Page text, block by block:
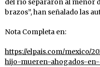
del río separaron al menor
brazos”, han señalado las
Nota Completa en:
https://elpais.com/mexico/
hijo-mueren-ahogados-